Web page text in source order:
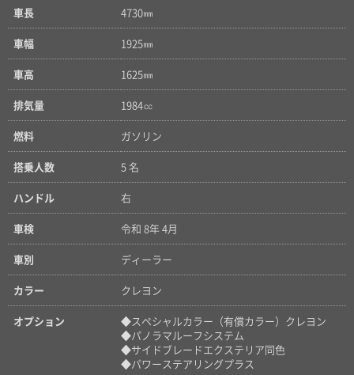
車長 4730㎜
車幅 1925㎜
車高 1625㎜
排気量 1984㏄
燃料 ガソリン
搭乗人数 5 名
ハンドル 右
車検 令和 8年 4月
車別 ディーラー
カラー クレヨン
オプション
◆スペシャルカラー（有償カラー）クレヨン
◆パノラマルーフシステム
◆サイドブレードエクステリア同色
◆パワーステアリングプラス